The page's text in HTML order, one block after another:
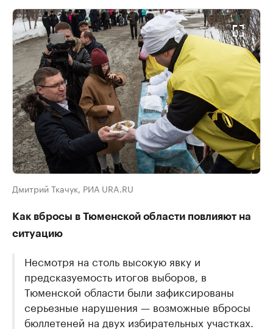
Дмитрий Ткачук, РИА URA.RU
Как вбросы в Тюменской области повлияют на
ситуацию
Несмотря на столь высокую явку и
предсказуемость итогов выборов, в
Тюменской области были зафиксированы
серьезные нарушения — возможные вбросы
бюллетеней на двух избирательных участках.